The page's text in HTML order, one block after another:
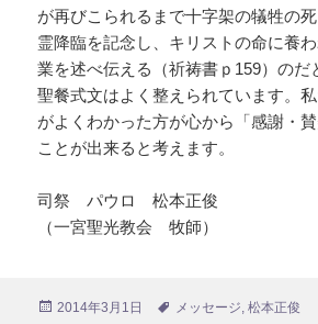
が再びこられるまで十字架の犠牲の
霊降臨を記念し、キリストの命に養
業を述べ伝える（祈祷書ｐ159）のだ
聖餐式文はよく整えられています。
がよくわかった方が心から「感謝・
ことが出来ると考えます。
司祭 パウロ 松本正俊
（一宮聖光教会 牧師）
投
2014年3月1日
タ
メッセージ ,松本正俊